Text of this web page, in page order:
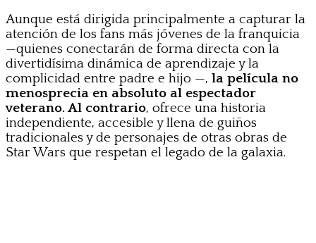
Aunque está dirigida principalmente a capturar la
atención de los fans más jóvenes de la franquicia
—quienes conectarán de forma directa con la
divertidísima dinámica de aprendizaje y la
complicidad entre padre e hijo —, la película no
menosprecia en absoluto al espectador
veterano. Al contrario, ofrece una historia
independiente, accesible y llena de guiños
tradicionales y de personajes de otras obras de
Star Wars que respetan el legado de la galaxia.